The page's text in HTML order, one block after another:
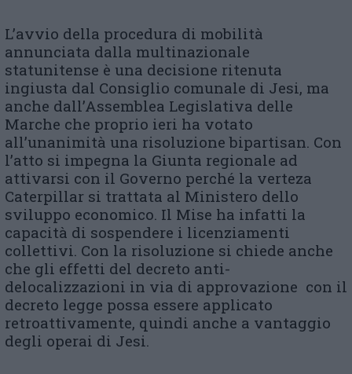
L’avvio della procedura di mobilità
annunciata dalla multinazionale
statunitense è una decisione ritenuta
ingiusta dal Consiglio comunale di Jesi, ma
anche dall’Assemblea Legislativa delle
Marche che proprio ieri ha votato
all’unanimità una risoluzione bipartisan. Con
l’atto si impegna la Giunta regionale ad
attivarsi con il Governo perché la verteza
Caterpillar si trattata al Ministero dello
sviluppo economico. Il Mise ha infatti la
capacità di sospendere i licenziamenti
collettivi. Con la risoluzione si chiede anche
che gli effetti del decreto anti-
delocalizzazioni in via di approvazione con il
decreto legge possa essere applicato
retroattivamente, quindi anche a vantaggio
degli operai di Jesi.